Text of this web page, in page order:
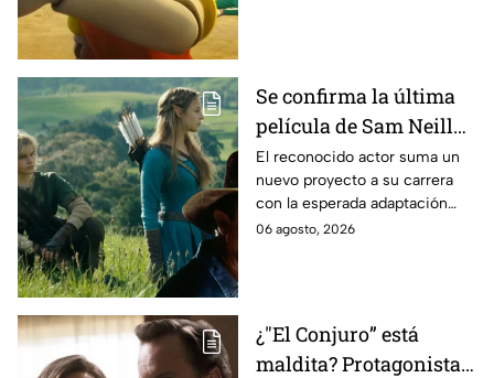
Se confirma la última
película de Sam Neill
antes de morir: esto es
lo que se sabe hasta
ahora
El reconocido actor suma un
nuevo proyecto a su carrera
con la esperada adaptación
cinematográfica del popular
06 agosto, 2026
¿"El Conjuro” está
maldita? Protagonista